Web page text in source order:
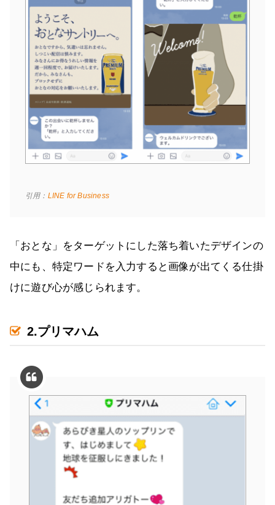
引用： LINE for Business
「おとな」をターゲットにした落ち着いたデザインの
中にも、特定ワードを入力すると画像が出てくる仕掛
けに遊び心が感じられます。
2.プリマハム